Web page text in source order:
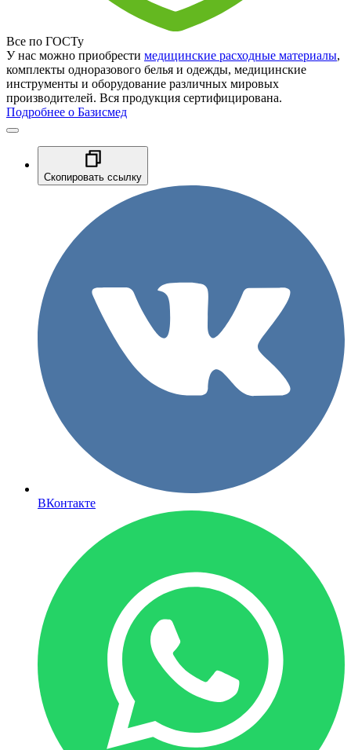
Все по ГОСТу
У нас можно приобрести медицинские расходные материалы,
комплекты одноразового белья и одежды, медицинские
инструменты и оборудование различных мировых
производителей. Вся продукция сертифицирована.
Подробнее о Базисмед
Скопировать ссылку
ВКонтакте